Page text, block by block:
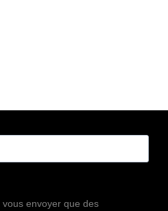
envoyer que des